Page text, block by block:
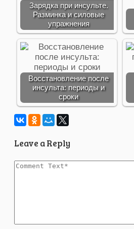
Зарядка при инсульте.
Разминка и силовые
упражнения
Восстановление после
инсульта: периоды и
сроки
Leave a Reply